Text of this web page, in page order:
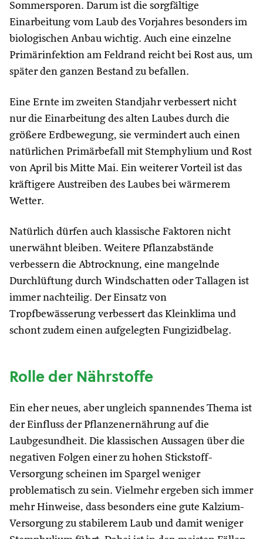
Sommersporen. Darum ist die sorgfältige
Einarbeitung vom Laub des Vorjahres besonders im
biologischen Anbau wichtig. Auch eine einzelne
Primärinfektion am Feldrand reicht bei Rost aus, um
später den ganzen Bestand zu befallen.
Eine Ernte im zweiten Standjahr verbessert nicht
nur die Einarbeitung des alten Laubes durch die
größere Erdbewegung, sie vermindert auch einen
natürlichen Primärbefall mit Stemphylium und Rost
von April bis Mitte Mai. Ein weiterer Vorteil ist das
kräftigere Austreiben des Laubes bei wärmerem
Wetter.
Natürlich dürfen auch klassische Faktoren nicht
unerwähnt bleiben. Weitere Pflanzabstände
verbessern die Abtrocknung, eine mangelnde
Durchlüftung durch Windschatten oder Tallagen ist
immer nachteilig. Der Einsatz von
Tropfbewässerung verbessert das Kleinklima und
schont zudem einen aufgelegten Fungizidbelag.
Rolle der Nährstoffe
Ein eher neues, aber ungleich spannendes Thema ist
der Einfluss der Pflanzenernährung auf die
Laubgesundheit. Die klassischen Aussagen über die
negativen Folgen einer zu hohen Stickstoff-
Versorgung scheinen im Spargel weniger
problematisch zu sein. Vielmehr ergeben sich immer
mehr Hinweise, dass besonders eine gute Kalzium-
Versorgung zu stabilerem Laub und damit weniger